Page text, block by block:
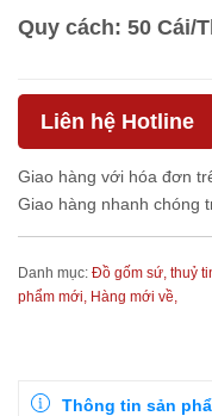
Quy cách: 50 Cái/
Liên hệ Hotline
Giao hàng với hóa đơn
Giao hàng nhanh chóng
Danh mục: Đồ gốm sứ, thuỷ
phẩm mới, Hàng mới về,
Thông tin sản